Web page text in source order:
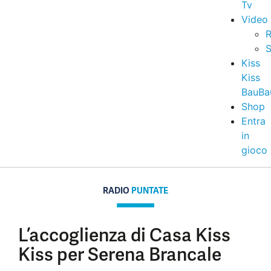
Tv
Video
Kiss
Kiss
Shop
Entra
in
gioco
RADIO PUNTATE
L’accoglienza di Casa Kiss
Kiss per Serena Brancale